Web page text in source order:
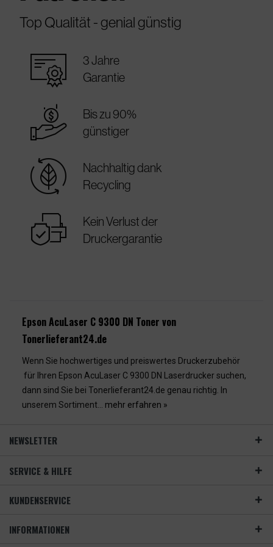
Top Qualität - genial günstig
warranty_certificate
3 Jahre
Garantie
best_price
Bis zu 90%
günstiger
sustainable
Nachhaltig dank
Recycling
warranty
Kein Verlust der
Druckergarantie
Epson AcuLaser C 9300 DN Toner von
Tonerlieferant24.de
Wenn Sie hochwertiges und preiswertes Druckerzubehör
für Ihren Epson AcuLaser C 9300 DN Laserdrucker suchen,
dann sind Sie bei Tonerlieferant24.de genau richtig. In
unserem Sortiment... mehr erfahren »
NEWSLETTER
SERVICE & HILFE
KUNDENSERVICE
INFORMATIONEN